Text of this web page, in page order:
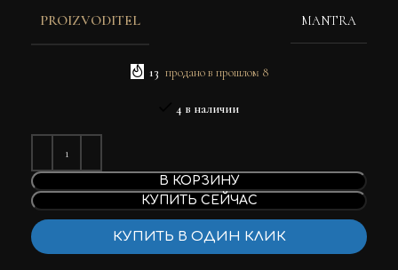
PROIZVODITEL MANTRA
13 продано в прошлом 8
4 в наличии
В КОРЗИНУ
КУПИТЬ СЕЙЧАС
КУПИТЬ В ОДИН КЛИК